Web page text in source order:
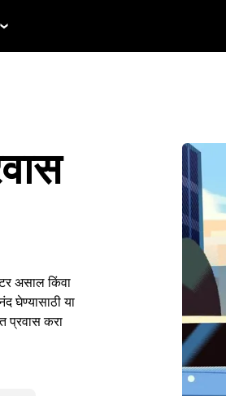
असाल किंवा
घेण्यासाठी या
प्रवास करा